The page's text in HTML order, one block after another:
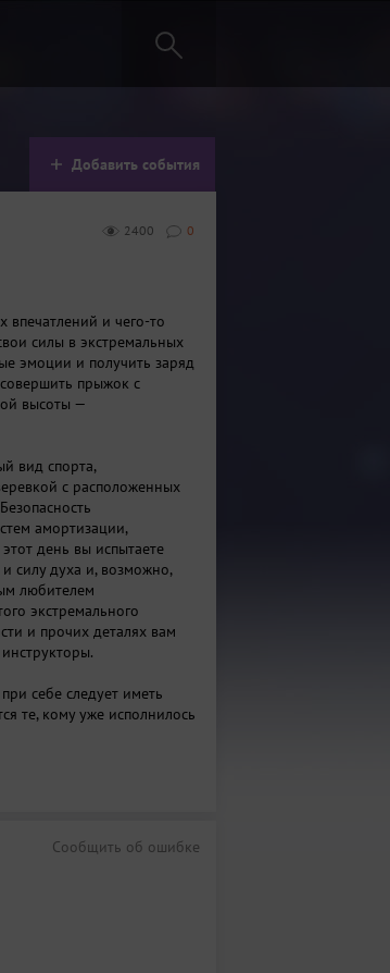
Добавить события
0
2400
впечатлений и чего-то
силы в экстремальных
эмоции и получить заряд
прыжок с
высоты —
вид спорта,
с расположенных
амортизации,
день вы испытаете
силу духа и, возможно,
любителем
экстремального
и прочих деталях вам
себе следует иметь
те, кому уже исполнилось
на Зеленодольск,
направо на
шоссе. Выходим на
переходя шоссе проходим
Сообщить об ошибке